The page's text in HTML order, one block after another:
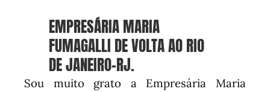
EMPRESÁRIA MARIA
FUMAGALLI DE VOLTA AO RIO
DE JANEIRO-RJ.
Sou muito grato a Empresária Maria